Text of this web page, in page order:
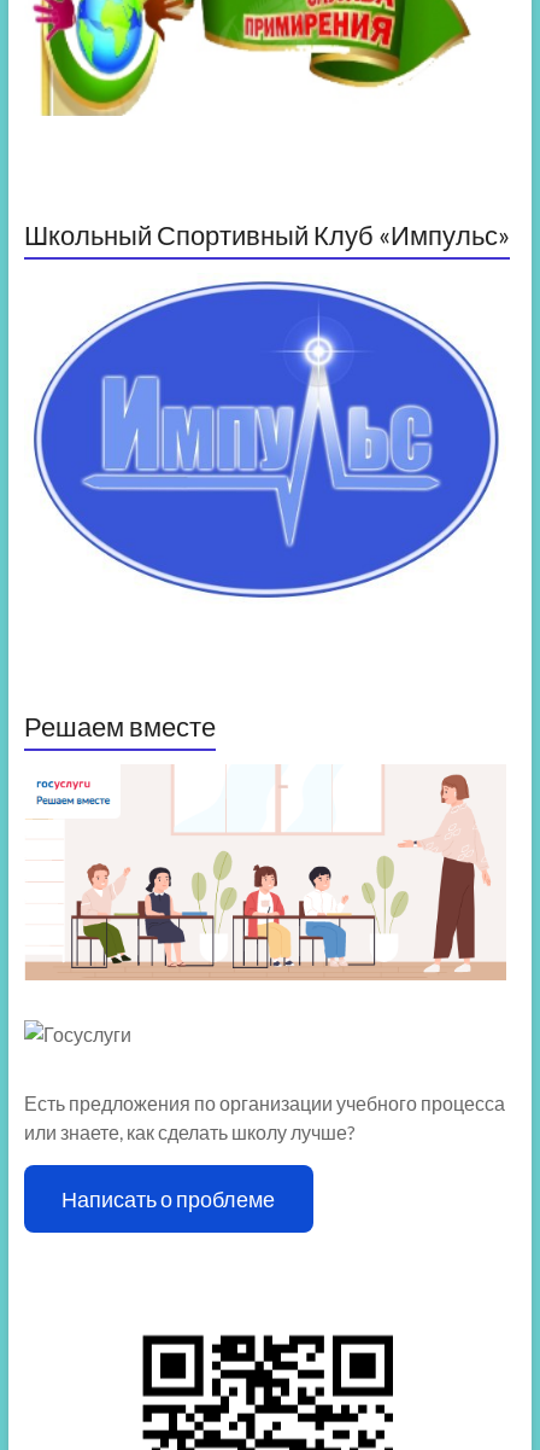
Школьный Спортивный Клуб «Импульс»
Решаем вместе
Есть предложения по организации учебного процесса
или знаете, как сделать школу лучше?
Написать о проблеме